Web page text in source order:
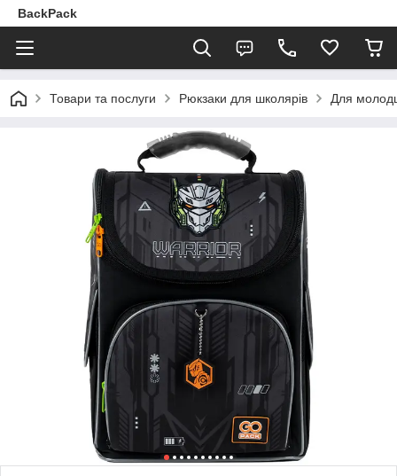
BackPack
Товари та послуги Рюкзаки для школярів Для